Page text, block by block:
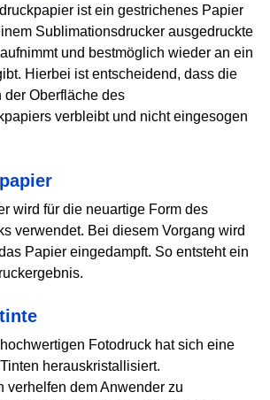
ist ein gestrichenes Papier
Sublimationsdrucker ausgedruckte
und bestmöglich wieder an ein
Hierbei ist entscheidend, dass die
der Oberfläche des
verbleibt und nicht eingesogen
wird für die neuartige Form des
verwendet. Bei diesem Vorgang wird
Papier eingedampft. So entsteht ein
Fotodruck hat sich eine
herauskristallisiert.
verhelfen dem Anwender zu